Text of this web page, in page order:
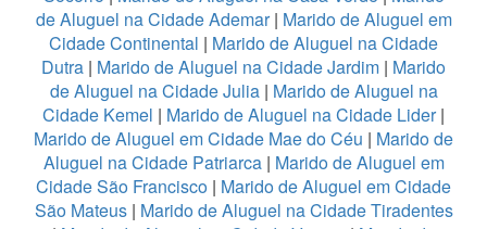
de Aluguel na Cidade Ademar| Marido de Aluguel em
Cidade Continental | Marido de Aluguel na Cidade
Dutra | Marido de Aluguel na Cidade Jardim | Marido
de Aluguel na Cidade Julia | Marido de Aluguel na
Cidade Kemel | Marido de Aluguel na Cidade Lider|
Marido de Aluguel em Cidade Mae do Céu | Marido de
Aluguel na Cidade Patriarca| Marido de Aluguel em
Cidade São Francisco | Marido de Aluguel em Cidade
São Mateus| Marido de Aluguel na Cidade Tiradentes